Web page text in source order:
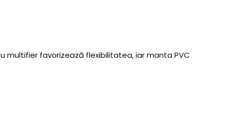
multifier favorizează flexibilitatea, iar manta PVC